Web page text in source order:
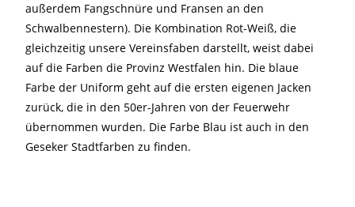
außerdem Fangschnüre und Fransen an den
Schwalbennestern). Die Kombination Rot-Weiß, die
gleichzeitig unsere Vereinsfaben darstellt, weist dabei
auf die Farben die Provinz Westfalen hin. Die blaue
Farbe der Uniform geht auf die ersten eigenen Jacken
zurück, die in den 50er-Jahren von der Feuerwehr
übernommen wurden. Die Farbe Blau ist auch in den
Geseker Stadtfarben zu finden.